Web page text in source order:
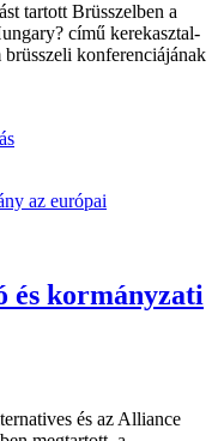
tartott Brüsszelben a
című kerekasztal-
konferenciájának
az európai
és kormányzati
és az Alliance